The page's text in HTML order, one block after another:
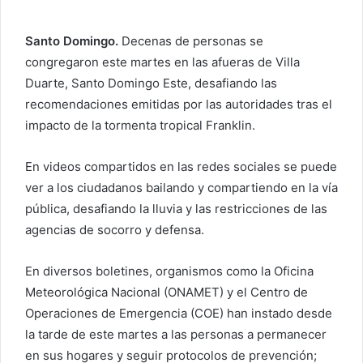
r
u
n
c
o
r
l
c
t
r
ó
n
Santo Domingo. Decenas de personas se
congregaron este martes en las afueras de Villa
Duarte, Santo Domingo Este, desafiando las
recomendaciones emitidas por las autoridades tras el
impacto de la tormenta tropical Franklin.
En videos compartidos en las redes sociales se puede
ver a los ciudadanos bailando y compartiendo en la vía
pública, desafiando la lluvia y las restricciones de las
agencias de socorro y defensa.
En diversos boletines, organismos como la Oficina
Meteorológica Nacional (ONAMET) y el Centro de
Operaciones de Emergencia (COE) han instado desde
la tarde de este martes a las personas a permanecer
en sus hogares y seguir protocolos de prevención;